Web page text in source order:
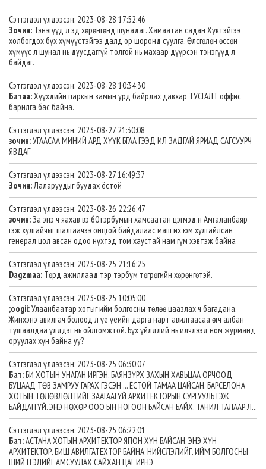
Сэтгэгдэл үлдээсэн: 2023-08-28 17:52:46
Зочин: Тэнэгүүд л эд хөрөнгөнд шунадаг. Хамаатан садан Хүктэйгээ
холбогдох бүх хүмүүстэйгээ далд ор шоронд суулга. Өлсгөлөн өссөн
хүмүүс л шунал нь дуусдаггүй толгой нь махаар дүүрсэн тэнэгүүд л
байдаг.
Сэтгэгдэл үлдээсэн: 2023-08-28 10:34:30
Батаа:Хүүхдийн паркын замын урд байрлах давхар ТУСГАЛТ оффис
барилга бас байна.
Сэтгэгдэл үлдээсэн: 2023-08-27 21:30:08
зочин:УГААСАА МИНИЙ АРД ХҮҮК БГАА ГЭЭД ИЛ ЗАДГАЙ ЯРИАД САГСУУРЧ
ЯВДАГ
Сэтгэгдэл үлдээсэн: 2023-08-27 16:49:37
Зочин:Лаларуудыг буудах ёстой
Сэтгэгдэл үлдээсэн: 2023-08-26 22:26:47
зочин:За энэ ч яахав вэ 60тэрбумын хамсаатан цэгмэд.н Амгаланбаяр
гэж хулгайчыг шалгаачээ онцгой байдалаас маш их юм хулгайлсан
генерал цол авсан одоо нүхтэд том хаустай нам гүм хэвтэж байна
Сэтгэгдэл үлдээсэн: 2023-08-25 21:16:25
Dagzmaa: Төрд ажиллаад тэр тэрбум төгрөгийн хөрөнгөтэй.
Сэтгэгдэл үлдээсэн: 2023-08-25 10:05:00
;oogii:Улаанбаатар хотыг ийм болгосны төлөө цаазлах ч багадана.
Жинхэнэ авилгач болоод л үе үеийн дарга нарт авилгаасаа өгч албан
тушаалдаа үлддэг нь ойлгомжтой. Бүх үйлдлий нь илчлээд ном журманд
оруулах хүн байна уу?
Сэтгэгдэл үлдээсэн: 2023-08-25 06:30:07
Бат:БИ ХОТЫН УНАГАН ИРГЭН. БАЯНЗҮРХ ЗАХЫН ХАВЬЦАА ОРЧООД
БУЦААД ТӨВ ЗАМРУУ ГАРАХ ГЭСЭН ... ЁСТОЙ ТАМАА ЦАЙСАН. БАРСЕЛОНА
ХОТЫН ТӨЛӨВЛӨЛТИЙГ ЗААГААГҮЙ АРХИТЕКТОРЫН СУРГУУЛЬ ГЭЖ
БАЙДАГГҮЙ. ЭНЭ НӨХӨР ООО ЫН НОГООН БАЙСАН БАЙХ. ТАНИЛ ТАЛААР Л...
Сэтгэгдэл үлдээсэн: 2023-08-25 06:22:01
Бат:АСТАНА ХОТЫН АРХИТЕКТОР ЯПОН ХҮН БАЙСАН. ЭНЭ ХҮН
АРХИТЕКТОР. БИШ АВИЛГАТЕХТОР БАЙНА. НИЙСЛЭЛИЙГ. ИЙМ БОЛГОСНЫ
ШИЙТГЭЛИЙГ АМСУУЛАХ САЙХАН ЦАГ ИРНЭ